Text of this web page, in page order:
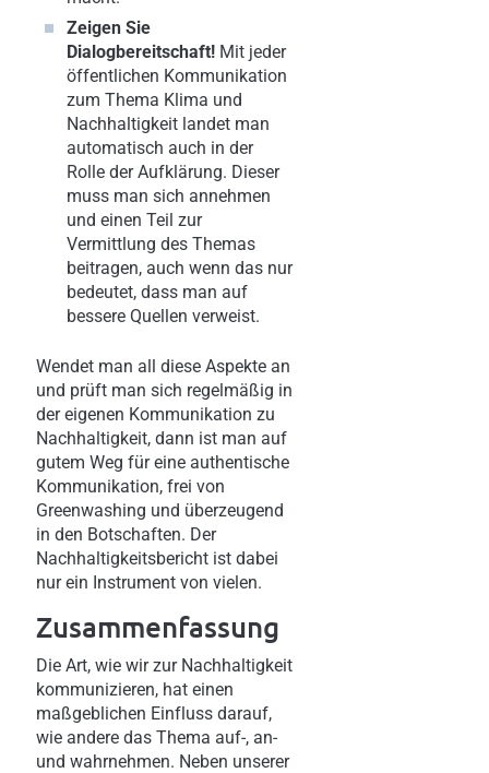
Zeigen Sie
Dialogbereitschaft! Mit jeder
öffentlichen Kommunikation
zum Thema Klima und
Nachhaltigkeit landet man
automatisch auch in der
Rolle der Aufklärung. Dieser
muss man sich annehmen
und einen Teil zur
Vermittlung des Themas
beitragen, auch wenn das nur
bedeutet, dass man auf
bessere Quellen verweist.
Wendet man all diese Aspekte an
und prüft man sich regelmäßig in
der eigenen Kommunikation zu
Nachhaltigkeit, dann ist man auf
gutem Weg für eine authentische
Kommunikation, frei von
Greenwashing und überzeugend
in den Botschaften. Der
Nachhaltigkeitsbericht ist dabei
nur ein Instrument von vielen.
Zusammenfassung
Die Art, wie wir zur Nachhaltigkeit
kommunizieren, hat einen
maßgeblichen Einfluss darauf,
wie andere das Thema auf-, an-
und wahrnehmen. Neben unserer